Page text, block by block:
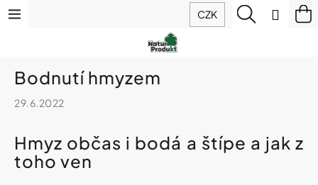
Přejít
na
Doplňky
Hořčík
IQ
Mag
(magnesium)
CZK Hledat
Menu
Bodnutí hmyzem
29.6.2022
Hmyz občas i bodá a štípe a jak z
toho ven
K
o
C
o
p
t
ř
e